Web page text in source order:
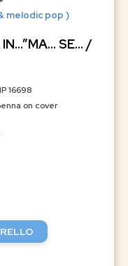
melodic pop )
SE… /
16698
on cover